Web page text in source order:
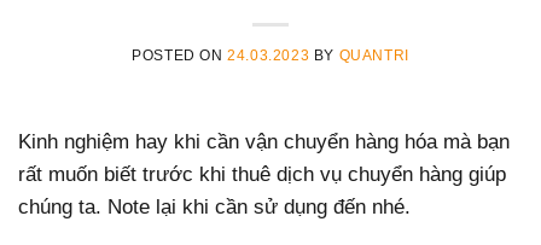
POSTED ON24.03.2023 BY QUANTRI
Kinh nghiệm hay khi cần vận chuyển hàng hóa mà bạn
rất muốn biết trước khi thuê dịch vụ chuyển hàng giúp
chúng ta. Note lại khi cần sử dụng đến nhé.